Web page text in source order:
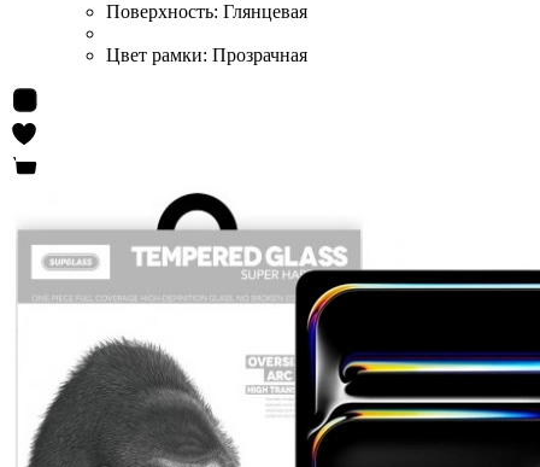
Поверхность: Глянцевая
Цвет рамки: Прозрачная